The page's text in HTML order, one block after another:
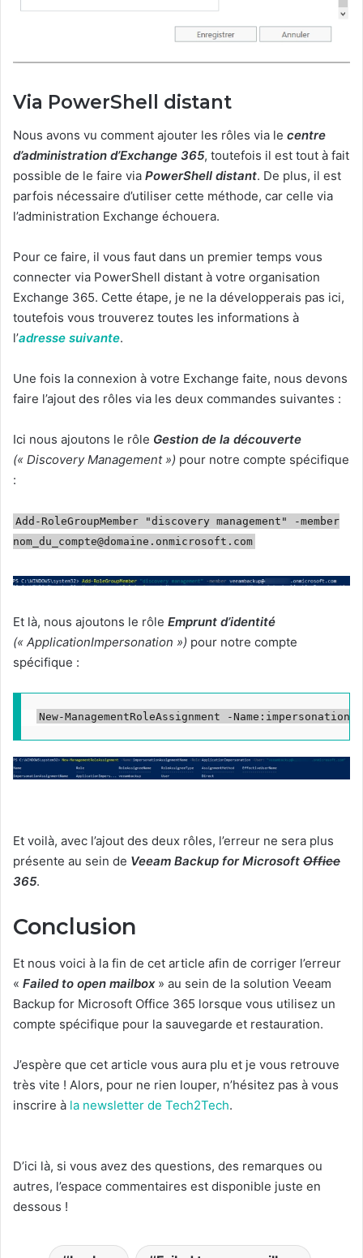
Via PowerShell distant
Nous avons vu comment ajouter les rôles via le centre
d’administration d’Exchange 365, toutefois il est tout à fait
possible de le faire via PowerShell distant. De plus, il est
parfois nécessaire d’utiliser cette méthode, car celle via
l’administration Exchange échouera.
Pour ce faire, il vous faut dans un premier temps vous
connecter via PowerShell distant à votre organisation
Exchange 365. Cette étape, je ne la développerais pas ici,
toutefois vous trouverez toutes les informations à
l’adresse suivante.
Une fois la connexion à votre Exchange faite, nous devons
faire l’ajout des rôles via les deux commandes suivantes :
Ici nous ajoutons le rôle Gestion de la découverte
(« Discovery Management ») pour notre compte spécifique
:
Add-RoleGroupMember "discovery management" -member
nom_du_compte@domaine.onmicrosoft.com
Et là, nous ajoutons le rôle Emprunt d’identité
(« ApplicationImpersonation ») pour notre compte
spécifique :
New-ManagementRoleAssignment -Name
Et voilà, avec l’ajout des deux rôles, l’erreur ne sera plus
présente au sein de Veeam Backup for Microsoft Office
365.
Conclusion
Et nous voici à la fin de cet article afin de corriger l’erreur
« Failed to open mailbox» au sein de la solution Veeam
Backup for Microsoft Office 365 lorsque vous utilisez un
compte spécifique pour la sauvegarde et restauration.
J’espère que cet article vous aura plu et je vous retrouve
très vite ! Alors, pour ne rien louper, n’hésitez pas à vous
inscrire à la newsletter de Tech2Tech.
D’ici là, si vous avez des questions, des remarques ou
autres, l’espace commentaires est disponible juste en
dessous !